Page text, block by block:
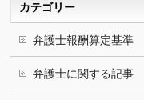
カテゴリー
弁護士報酬算定基準
弁護士に関する記事